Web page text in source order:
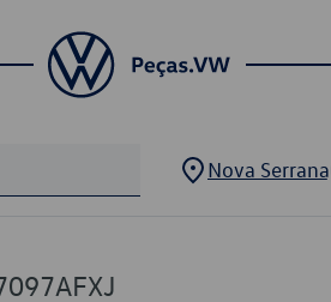
Nova Serrana